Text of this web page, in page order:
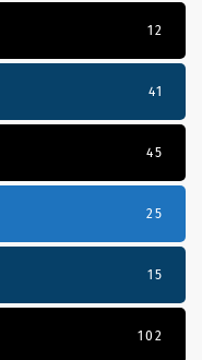
12
41
45
25
15
102